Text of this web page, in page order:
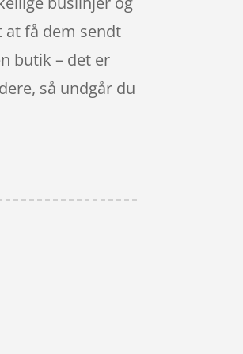
at få dem sendt
butik – det er
så undgår du